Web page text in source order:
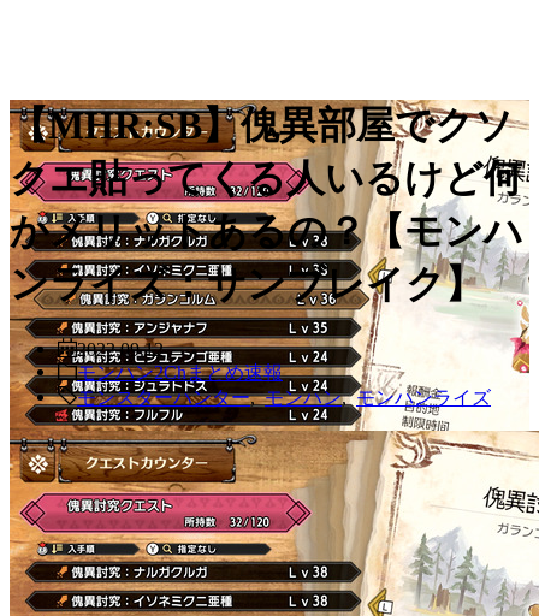
【MHR:SB】傀異部屋でクソ
クエ貼ってくる人いるけど何
かメリットあるの？【モンハ
ンライズ：サンブレイク】
2022.09.12
モンハン2Chまとめ速報
モンスターハンター,モンハン,モンハンライズ